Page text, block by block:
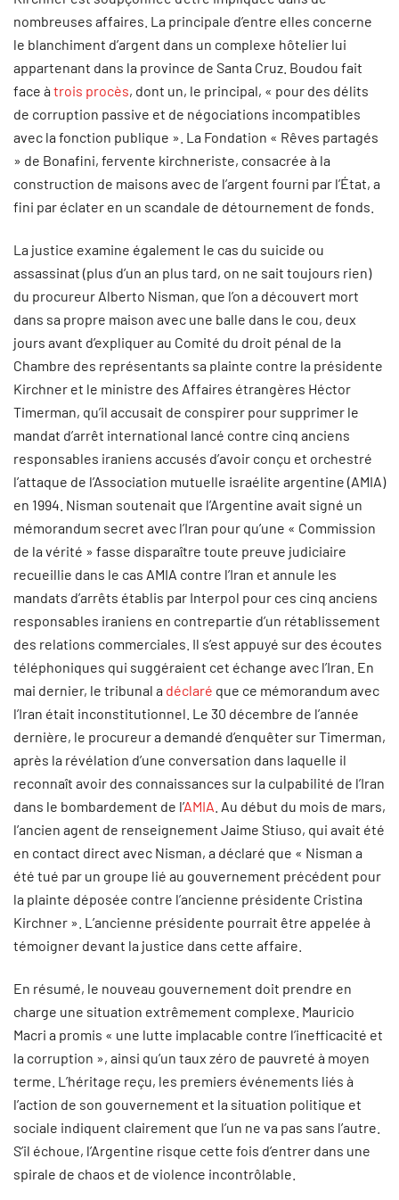
nombreuses affaires. La principale d’entre elles concerne
le blanchiment d’argent dans un complexe hôtelier lui
appartenant dans la province de Santa Cruz. Boudou fait
face à trois procès, dont un, le principal, « pour des délits
de corruption passive et de négociations incompatibles
avec la fonction publique ». La Fondation « Rêves partagés
» de Bonafini, fervente kirchneriste, consacrée à la
construction de maisons avec de l’argent fourni par l’État, a
fini par éclater en un scandale de détournement de fonds.
La justice examine également le cas du suicide ou
assassinat (plus d’un an plus tard, on ne sait toujours rien)
du procureur Alberto Nisman, que l’on a découvert mort
dans sa propre maison avec une balle dans le cou, deux
jours avant d’expliquer au Comité du droit pénal de la
Chambre des représentants sa plainte contre la présidente
Kirchner et le ministre des Affaires étrangères Héctor
Timerman, qu’il accusait de conspirer pour supprimer le
mandat d’arrêt international lancé contre cinq anciens
responsables iraniens accusés d’avoir conçu et orchestré
l’attaque de l’Association mutuelle israélite argentine (AMIA)
en 1994. Nisman soutenait que l’Argentine avait signé un
mémorandum secret avec l’Iran pour qu’une « Commission
de la vérité » fasse disparaître toute preuve judiciaire
recueillie dans le cas AMIA contre l’Iran et annule les
mandats d’arrêts établis par Interpol pour ces cinq anciens
responsables iraniens en contrepartie d’un rétablissement
des relations commerciales. Il s’est appuyé sur des écoutes
téléphoniques qui suggéraient cet échange avec l’Iran. En
mai dernier, le tribunal a déclaré que ce mémorandum avec
l’Iran était inconstitutionnel. Le 30 décembre de l’année
dernière, le procureur a demandé d’enquêter sur Timerman,
après la révélation d’une conversation dans laquelle il
reconnaît avoir des connaissances sur la culpabilité de l’Iran
dans le bombardement de l’AMIA . Au début du mois de mars,
l’ancien agent de renseignement Jaime Stiuso, qui avait été
en contact direct avec Nisman, a déclaré que « Nisman a
été tué par un groupe lié au gouvernement précédent pour
la plainte déposée contre l’ancienne présidente Cristina
Kirchner ». L’ancienne présidente pourrait être appelée à
témoigner devant la justice dans cette affaire.
En résumé, le nouveau gouvernement doit prendre en
charge une situation extrêmement complexe. Mauricio
Macri a promis « une lutte implacable contre l’inefficacité et
la corruption », ainsi qu’un taux zéro de pauvreté à moyen
terme. L’héritage reçu, les premiers événements liés à
l’action de son gouvernement et la situation politique et
sociale indiquent clairement que l’un ne va pas sans l’autre.
S’il échoue, l’Argentine risque cette fois d’entrer dans une
spirale de chaos et de violence incontrôlable.